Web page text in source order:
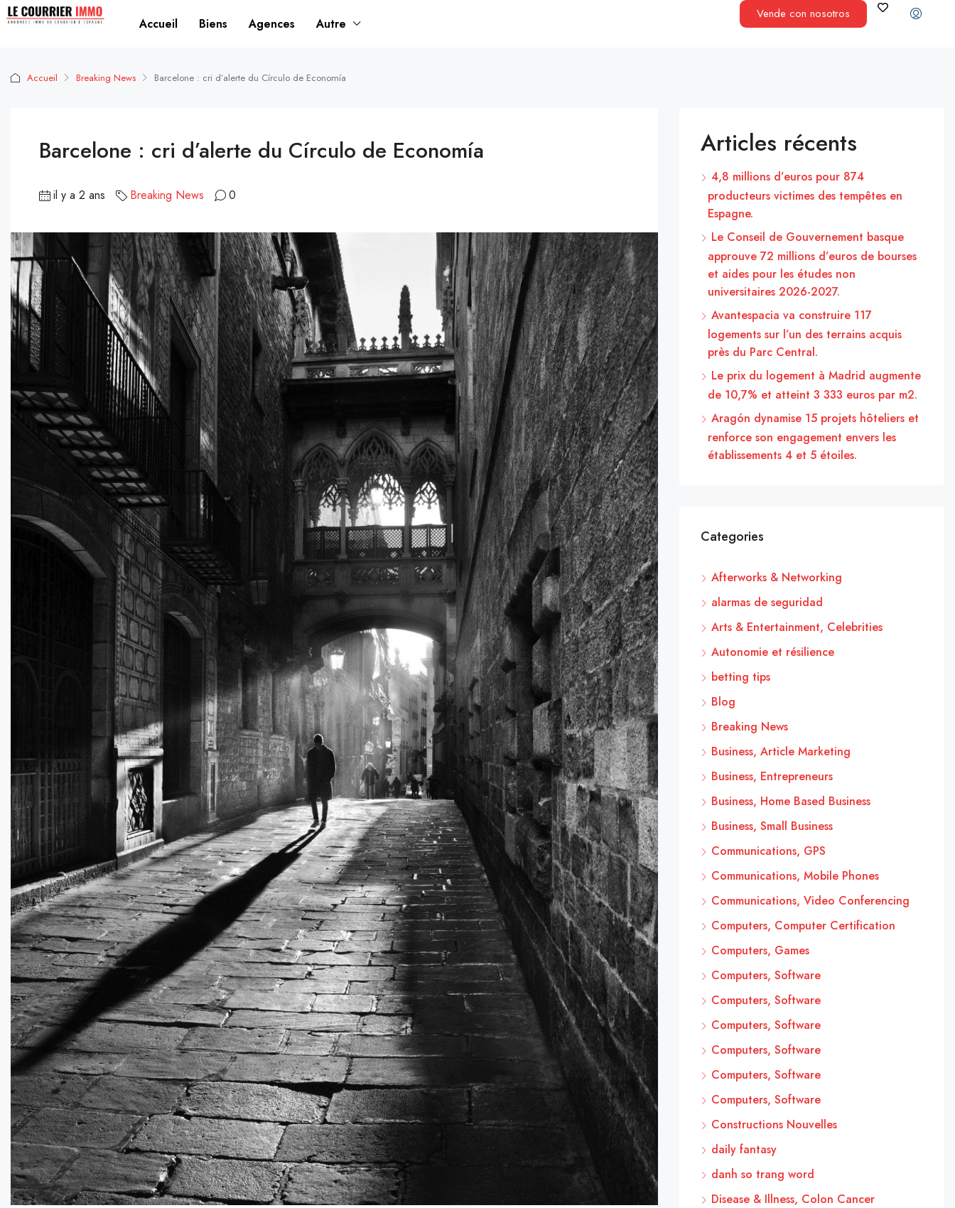
Accueil Biens Agences Autre
Vende con nosotros
Accueil Breaking News Barcelone : cri d’alerte du Círculo de Economía
Barcelone : cri d’alerte du Círculo de Economía
il y a 2 ans Breaking News 0
Articles récents
4,8 millions d’euros pour 874
producteurs victimes des tempêtes en
Espagne.
Le Conseil de Gouvernement basque
approuve 72 millions d’euros de bourses
et aides pour les études non
universitaires 2026-2027.
Avantespacia va construire 117
logements sur l’un des terrains acquis
près du Parc Central.
Le prix du logement à Madrid augmente
de 10,7% et atteint 3 333 euros par m2.
Aragón dynamise 15 projets hôteliers et
renforce son engagement envers les
établissements 4 et 5 étoiles.
Categories
Afterworks & Networking
alarmas de seguridad
Arts & Entertainment, Celebrities
Autonomie et résilience
betting tips
Blog
Breaking News
Business, Article Marketing
Business, Entrepreneurs
Business, Home Based Business
Business, Small Business
Communications, GPS
Communications, Mobile Phones
Communications, Video Conferencing
Computers, Computer Certification
Computers, Games
Computers, Software
Computers, Software
Computers, Software
Computers, Software
Computers, Software
Computers, Software
Constructions Nouvelles
daily fantasy
danh so trang word
Disease & Illness, Colon Cancer